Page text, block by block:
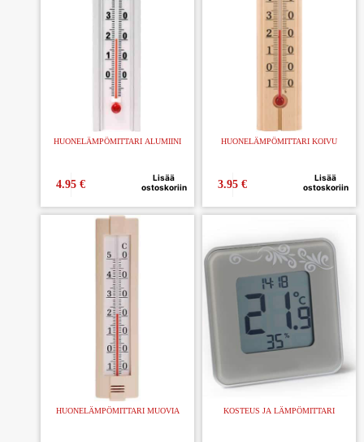
HUONELÄMPÖMITTARI ALUMIINI
4.95€
Lisää
ostoskoriin
HUONELÄMPÖMITTARI KOIVU
3.95€
Lisää
ostoskoriin
HUONELÄMPÖMITTARI MUOVIA KOSTEUS JA LÄMPÖMITTARI